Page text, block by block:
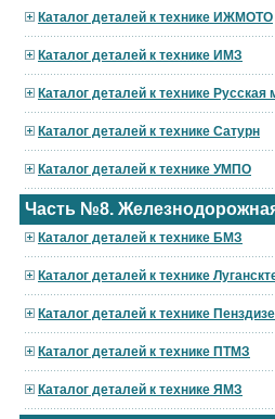
Каталог деталей к технике ИЖМОТО
Каталог деталей к технике ИМЗ
Каталог деталей к технике Русская
Каталог деталей к технике Сатурн
Каталог деталей к технике УМПО
Часть №8.
Каталог деталей к технике БМЗ
Каталог деталей к технике
Каталог деталей к технике
Каталог деталей к технике ПТМЗ
Каталог деталей к технике ЯМЗ